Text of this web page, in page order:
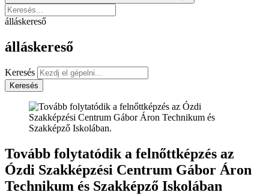
álláskereső
álláskereső
Keresés
Keresés
Tovább folytatódik a felnőttképzés az
Ózdi Szakképzési Centrum Gábor Áron
Technikum és Szakképző Iskolában